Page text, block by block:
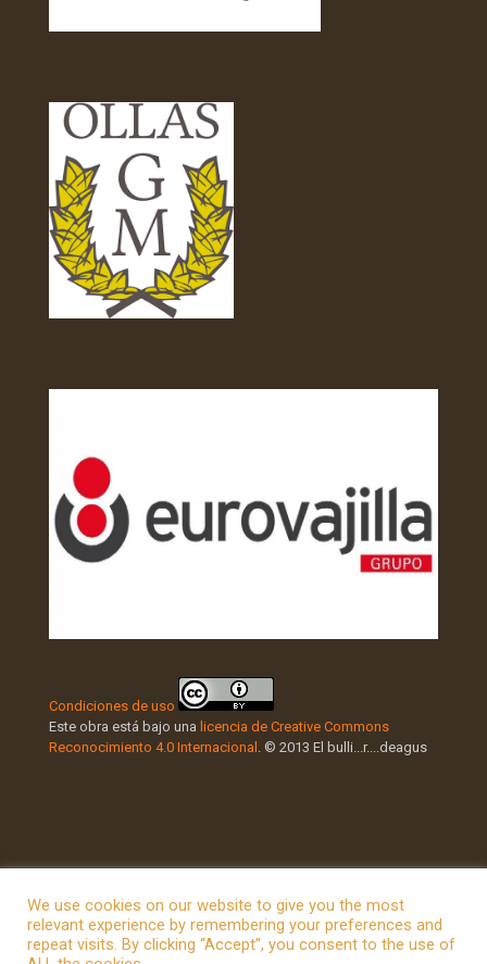
Condiciones de uso
Este obra está bajo una licencia de Creative Commons
Reconocimiento 4.0 Internacional
. © 2013 El bulli...r....deagus
© 2026 Betheme by Muffin group
We use cookies on our website to give you the most
relevant experience by remembering your preferences and
repeat visits. By clicking “Accept”, you consent to the use of